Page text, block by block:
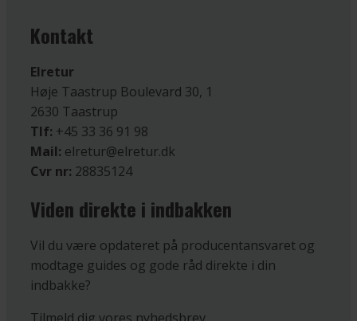
Kontakt
Elretur
Høje Taastrup Boulevard 30, 1
2630 Taastrup
Tlf: +45 33 36 91 98
Mail: elretur@elretur.dk
Cvr nr: 28835124
Viden direkte i indbakken
Vil du være opdateret på producentansvaret og
modtage guides og gode råd direkte i din
indbakke?
Tilmeld dig vores nyhedsbrev